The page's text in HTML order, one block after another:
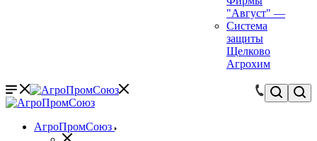
"Август" —
Система
защиты
Щелково
Агрохим
АгроПромСоюз